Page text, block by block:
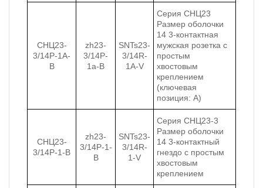
СНЦ23-
3/14Р-1А-
В
zh23-
3/14P-
1a-B
SNTs23-
3/14R-
1А-V
Серия СНЦ23
Размер оболочки
14 3-контактная
мужская розетка с
простым
хвостовым
креплением
(ключевая
позиция: A)
СНЦ23-
3/14Р-1-В
zh23-
3/14P-1-
B
SNTs23-
3/14R-
1-V
Серия СНЦ23-3
Размер оболочки
14 3-контактный
гнездо с простым
хвостовым
креплением